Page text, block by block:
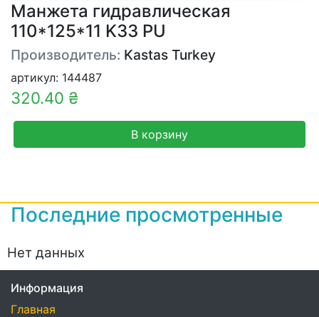
Манжета гидравлическая
110*125*11 K33 PU
Производитель: Kastas Turkey
артикул: 144487
320.40 ₴
В корзину
Последние просмотренные
Нет данных
Информация
Главная